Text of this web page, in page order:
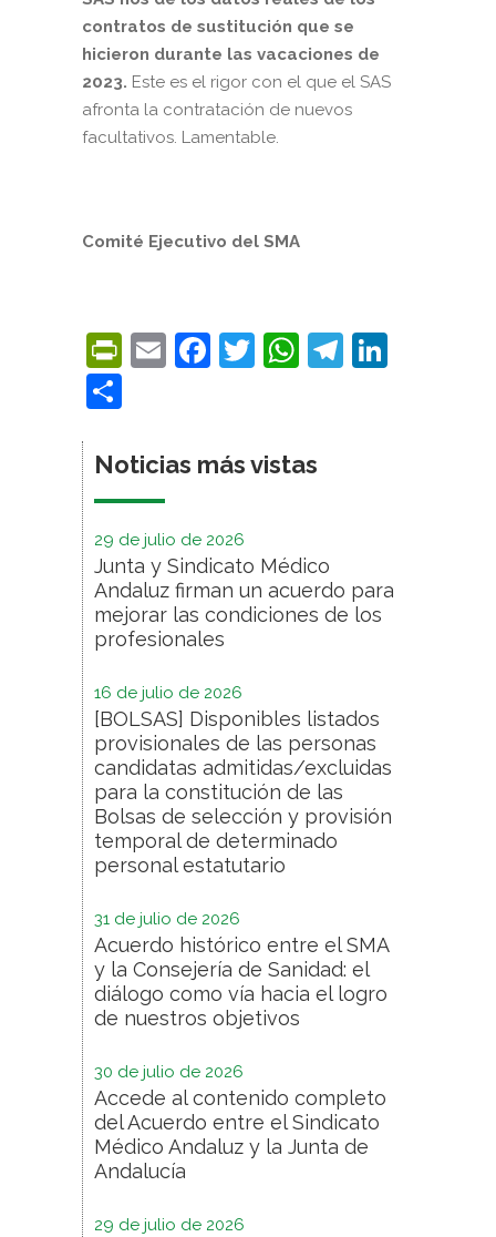
contratos de sustitución que se
hicieron durante las vacaciones de
2023. Este es el rigor con el que el SAS
afronta la contratación de nuevos
facultativos. Lamentable.
Comité Ejecutivo del SMA
PrintFriendly
EmailFacebook
Twitter
WhatsApp
Noticias más vistas
29 de julio de 2026
Junta y Sindicato Médico
Andaluz firman un acuerdo para
mejorar las condiciones de los
profesionales
16 de julio de 2026
[BOLSAS] Disponibles listados
provisionales de las personas
candidatas admitidas/excluidas
para la constitución de las
Bolsas de selección y provisión
temporal de determinado
personal estatutario
31 de julio de 2026
Acuerdo histórico entre el SMA
y la Consejería de Sanidad: el
diálogo como vía hacia el logro
de nuestros objetivos
30 de julio de 2026
Accede al contenido completo
del Acuerdo entre el Sindicato
Médico Andaluz y la Junta de
Andalucía
29 de julio de 2026